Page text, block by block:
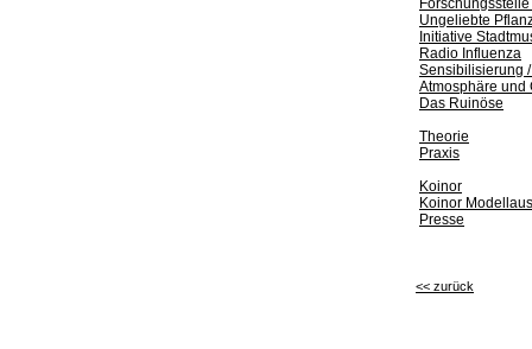
Ungeliebte
Initiative
Radio Influenza
Sensibilisierung
Atmosphäre und
Das Ruinöse
Theorie
Praxis
Koinor
Koinor
Presse
<< zurück